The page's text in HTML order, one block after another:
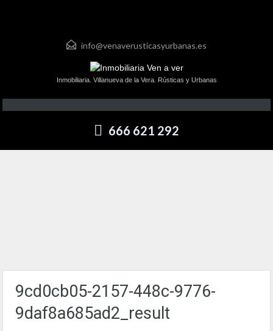
info@venaverusticasyurbanas.es
Inmobiliaria. Villanueva de la Vera. Rústicas y Urbanas
666 621 292
9cd0cb05-2157-448c-9776-
9daf8a685ad2_result